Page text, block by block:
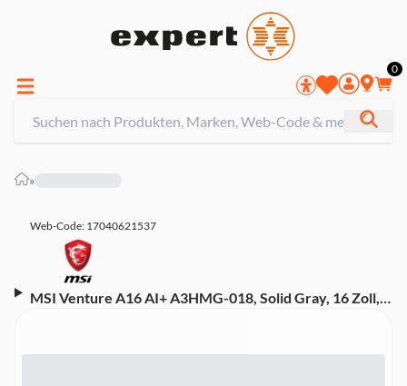
0
»
Web-Code: 17040621537
MSI Venture A16 AI+ A3HMG-018, Solid Gray, 16 Zoll,